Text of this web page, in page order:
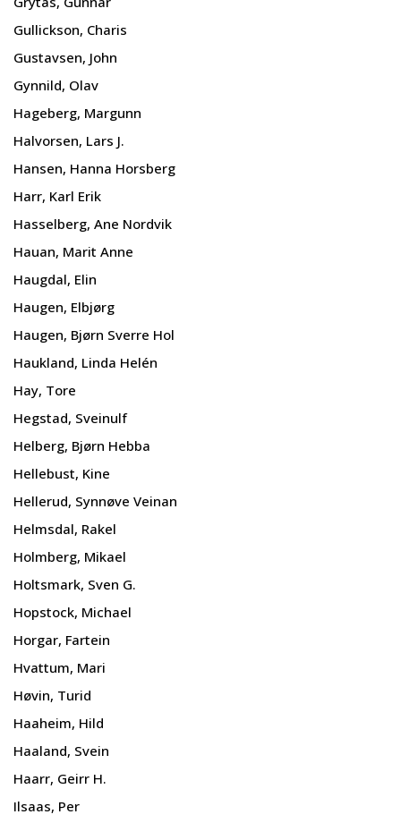
Gullickson, Charis
Gustavsen, John
Gynnild, Olav
Hageberg, Margunn
Halvorsen, Lars J.
Hansen, Hanna Horsberg
Harr, Karl Erik
Hasselberg, Ane Nordvik
Hauan, Marit Anne
Haugdal, Elin
Haugen, Elbjørg
Haugen, Bjørn Sverre Hol
Haukland, Linda Helén
Hay, Tore
Hegstad, Sveinulf
Helberg, Bjørn Hebba
Hellebust, Kine
Hellerud, Synnøve Veinan
Helmsdal, Rakel
Holmberg, Mikael
Holtsmark, Sven G.
Hopstock, Michael
Horgar, Fartein
Hvattum, Mari
Høvin, Turid
Haaheim, Hild
Haaland, Svein
Haarr, Geirr H.
Ilsaas, Per